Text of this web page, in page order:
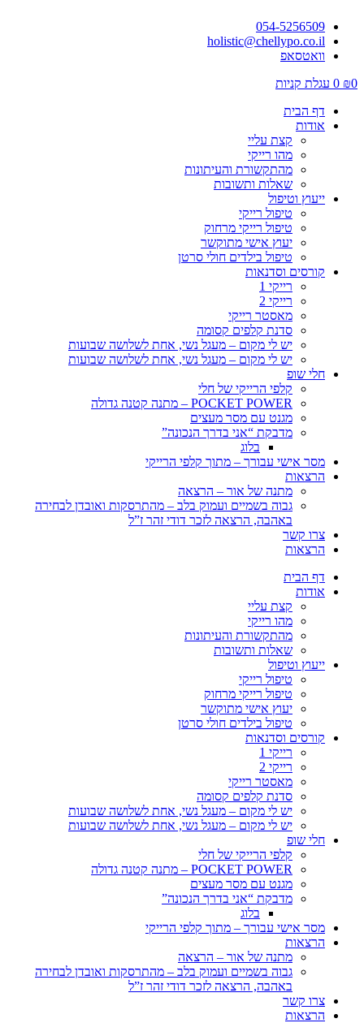
054-5256509
holistic@chellypo.co.il
וואטסאפ
₪0
0 עגלת קניות
דף הבית
אודות
קצת עליי
מהו רייקי
מהתקשורת והעיתונות
שאלות ותשובות
ייעוץ וטיפול
טיפול רייקי
טיפול רייקי מרחוק
יעוץ אישי מתוקשר
טיפול בילדים חולי סרטן
קורסים וסדנאות
רייקי 1
רייקי 2
מאסטר רייקי
סדנת קלפים קסומה
יש לי מקום – מעגל נשי, אחת לשלושה שבועות
יש לי מקום – מעגל נשי, אחת לשלושה שבועות
חלי שופ
קלפי הרייקי של חלי
POCKET POWER – מתנה קטנה גדולה
מגנט עם מסר מעצים
מדבקת “אני בדרך הנכונה”
בלוג
מסר אישי עבורך – מתוך קלפי הרייקי
הרצאות
מתנה של אור – הרצאה
גבוה בשמיים ועמוק בלב – מהתרסקות ואובדן לבחירה
באהבה, הרצאה לזכר דודי זהר ז”ל
צרו קשר
הרצאות
דף הבית
אודות
קצת עליי
מהו רייקי
מהתקשורת והעיתונות
שאלות ותשובות
ייעוץ וטיפול
טיפול רייקי
טיפול רייקי מרחוק
יעוץ אישי מתוקשר
טיפול בילדים חולי סרטן
קורסים וסדנאות
רייקי 1
רייקי 2
מאסטר רייקי
סדנת קלפים קסומה
יש לי מקום – מעגל נשי, אחת לשלושה שבועות
יש לי מקום – מעגל נשי, אחת לשלושה שבועות
חלי שופ
קלפי הרייקי של חלי
POCKET POWER – מתנה קטנה גדולה
מגנט עם מסר מעצים
מדבקת “אני בדרך הנכונה”
בלוג
מסר אישי עבורך – מתוך קלפי הרייקי
הרצאות
מתנה של אור – הרצאה
גבוה בשמיים ועמוק בלב – מהתרסקות ואובדן לבחירה
באהבה, הרצאה לזכר דודי זהר ז”ל
צרו קשר
הרצאות